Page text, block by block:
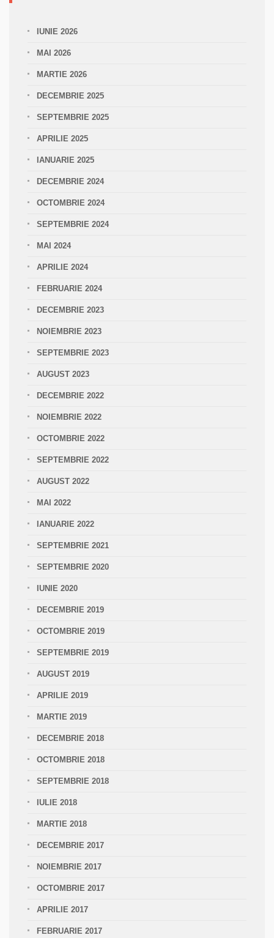
IUNIE 2026
MAI 2026
MARTIE 2026
DECEMBRIE 2025
SEPTEMBRIE 2025
APRILIE 2025
IANUARIE 2025
DECEMBRIE 2024
OCTOMBRIE 2024
SEPTEMBRIE 2024
MAI 2024
APRILIE 2024
FEBRUARIE 2024
DECEMBRIE 2023
NOIEMBRIE 2023
SEPTEMBRIE 2023
AUGUST 2023
DECEMBRIE 2022
NOIEMBRIE 2022
OCTOMBRIE 2022
SEPTEMBRIE 2022
AUGUST 2022
MAI 2022
IANUARIE 2022
SEPTEMBRIE 2021
SEPTEMBRIE 2020
IUNIE 2020
DECEMBRIE 2019
OCTOMBRIE 2019
SEPTEMBRIE 2019
AUGUST 2019
APRILIE 2019
MARTIE 2019
DECEMBRIE 2018
OCTOMBRIE 2018
SEPTEMBRIE 2018
IULIE 2018
MARTIE 2018
DECEMBRIE 2017
NOIEMBRIE 2017
OCTOMBRIE 2017
APRILIE 2017
FEBRUARIE 2017